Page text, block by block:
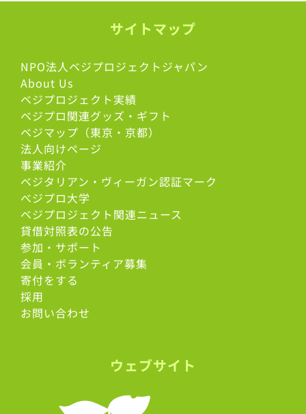
サイトマップ
NPO法人ベジプロジェクトジャパン
About Us
ベジプロジェクト実績
ベジプロ関連グッズ・ギフト
ベジマップ（東京・京都）
法人向けページ
事業紹介
ベジタリアン・ヴィーガン認証マーク
べジプロ大学
ベジプロジェクト関連ニュース
貸借対照表の公告
参加・サポート
会員・ボランティア募集
寄付をする
採用
お問い合わせ
ウェブサイト